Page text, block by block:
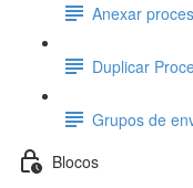
Anexar
Duplicar
Grupos de
Blocos